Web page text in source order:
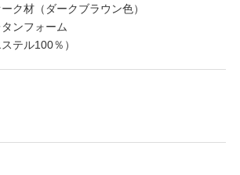
ク材（ダークブラウン色）
ンフォーム
テル100％）